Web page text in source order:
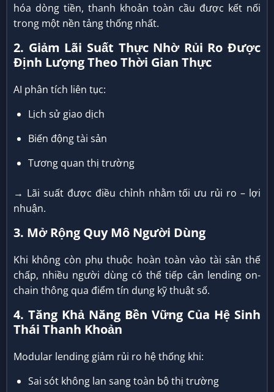
hóa dòng tiền, thanh khoản toàn cầu được kết nối
trong một nền tảng thống nhất.
2. Giảm Lãi Suất Thực Nhờ Rủi Ro Được
Định Lượng Theo Thời Gian Thực
AI phân tích liên tục:
Lịch sử giao dịch
Biến động tài sản
Tương quan thị trường
→ Lãi suất được điều chỉnh nhằm tối ưu rủi ro – lợi
nhuận.
3. Mở Rộng Quy Mô Người Dùng
Khi không còn phụ thuộc hoàn toàn vào tài sản thế
chấp, nhiều người dùng có thể tiếp cận lending on-
chain thông qua điểm tín dụng kỹ thuật số.
4. Tăng Khả Năng Bền Vững Của Hệ Sinh
Thái Thanh Khoản
Modular lending giảm rủi ro hệ thống khi:
Sai sót không lan sang toàn bộ thị trường